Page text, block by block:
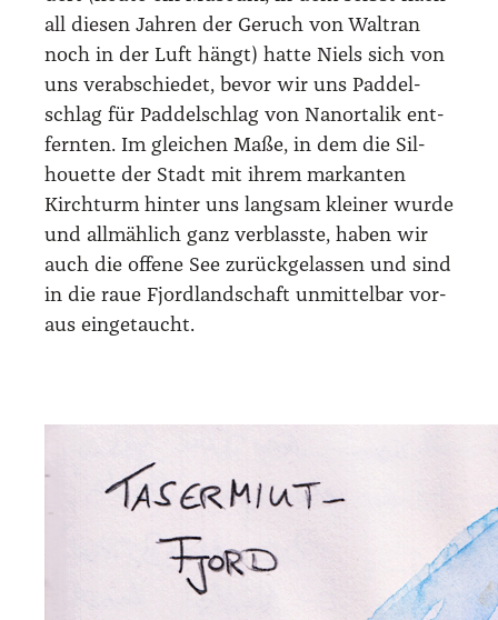
all die­sen Jah­ren der Geruch von Wal­tran
noch in der Luft hängt) hat­te Niels sich von
uns ver­ab­schie­det, bevor wir uns Pad­del­
schlag für Pad­del­schlag von Nan­or­ta­lik ent­
fern­ten. Im glei­chen Maße, in dem die Sil­
hou­et­te der Stadt mit ihrem mar­kan­ten
Kirch­turm hin­ter uns lang­sam klei­ner wur­de
und all­mäh­lich ganz ver­blass­te, haben wir
auch die offe­ne See zurück­ge­las­sen und sind
in die raue Fjord­land­schaft unmit­tel­bar vor­
aus ein­ge­taucht.